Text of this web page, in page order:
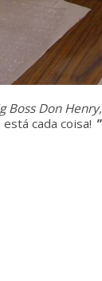
Boss Don Henry,
cada coisa!